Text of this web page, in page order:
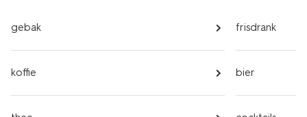
gebak
koffie
frisdrank
bier